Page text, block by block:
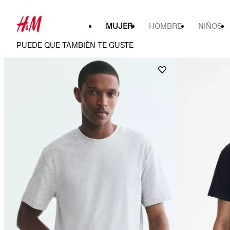
MUJER HOMBRE NIÑOS
PUEDE QUE TAMBIÉN TE GUSTE